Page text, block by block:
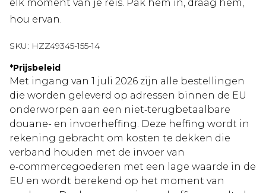
elk moment van je reis. Pak hem in, draag hem,
hou ervan.
SKU: HZZ49345-155-14
*Prijsbeleid
Met ingang van 1 juli 2026 zijn alle bestellingen
die worden geleverd op adressen binnen de EU
onderworpen aan een niet‑terugbetaalbare
douane- en invoerheffing. Deze heffing wordt in
rekening gebracht om kosten te dekken die
verband houden met de invoer van
e‑commercegoederen met een lage waarde in de
EU en wordt berekend op het moment van